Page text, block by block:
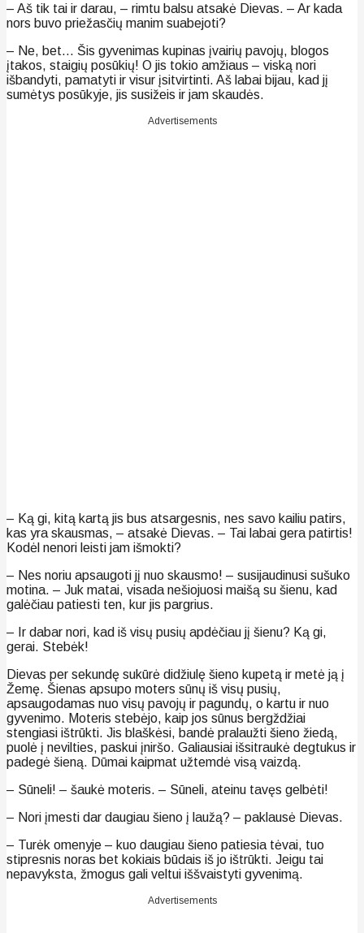
– Aš tik tai ir darau, – rimtu balsu atsakė Dievas. – Ar kada
nors buvo priežasčių manim suabejoti?
– Ne, bet… Šis gyvenimas kupinas įvairių pavojų, blogos
įtakos, staigių posūkių! O jis tokio amžiaus – viską nori
išbandyti, pamatyti ir visur įsitvirtinti. Aš labai bijau, kad jį
sumėtys posūkyje, jis susižeis ir jam skaudės.
Advertisements
– Ką gi, kitą kartą jis bus atsargesnis, nes savo kailiu patirs,
kas yra skausmas, – atsakė Dievas. – Tai labai gera patirtis!
Kodėl nenori leisti jam išmokti?
– Nes noriu apsaugoti jį nuo skausmo! – susijaudinusi sušuko
motina. – Juk matai, visada nešiojuosi maišą su šienu, kad
galėčiau patiesti ten, kur jis pargrius.
– Ir dabar nori, kad iš visų pusių apdėčiau jį šienu? Ką gi,
gerai. Stebėk!
Dievas per sekundę sukūrė didžiulę šieno kupetą ir metė ją į
Žemę. Šienas apsupo moters sūnų iš visų pusių,
apsaugodamas nuo visų pavojų ir pagundų, o kartu ir nuo
gyvenimo. Moteris stebėjo, kaip jos sūnus bergždžiai
stengiasi ištrūkti. Jis blaškėsi, bandė pralaužti šieno žiedą,
puolė į nevilties, paskui įniršo. Galiausiai išsitraukė degtukus ir
padegė šieną. Dūmai kaipmat užtemdė visą vaizdą.
– Sūneli! – šaukė moteris. – Sūneli, ateinu tavęs gelbėti!
– Nori įmesti dar daugiau šieno į laužą? – paklausė Dievas.
– Turėk omenyje – kuo daugiau šieno patiesia tėvai, tuo
stipresnis noras bet kokiais būdais iš jo ištrūkti. Jeigu tai
nepavyksta, žmogus gali veltui iššvaistyti gyvenimą.
Advertisements